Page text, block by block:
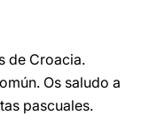
de Croacia.
Os saludo a
pascuales.